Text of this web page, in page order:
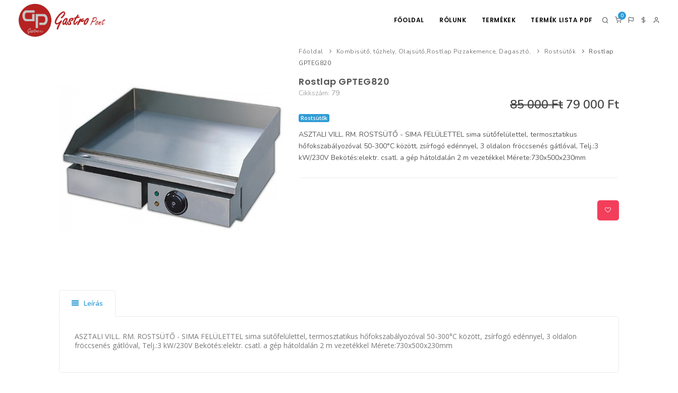
0
FŐOLDAL RÓLUNK TERMÉKEK TERMÉK LISTA PDF
Főoldal Kombisütő, tűzhely, Olajsütő,Rostlap Pizzakemence, Dagasztó, Rostsütők
Rostlap
GPTEG820
Rostlap GPTEG820
Cikkszám: 79
85 000 Ft 79 000 Ft
Rostsütők
ASZTALI VILL. RM. ROSTSÜTŐ - SIMA FELÜLETTEL sima sütőfelülettel, termosztatikus
hőfokszabályozóval 50-300°C között, zsírfogó edénnyel, 3 oldalon fröccsenés gátlóval, Telj.:3
kW/230V Bekötés:elektr. csatl. a gép hátoldalán 2 m vezetékkel Mérete:730x500x230mm
Leírás
ASZTALI VILL. RM. ROSTSÜTŐ - SIMA FELÜLETTEL sima sütőfelülettel, termosztatikus hőfokszabályozóval 50-300°C között, zsírfogó edénnyel, 3 oldalon
fröccsenés gátlóval, Telj.:3 kW/230V Bekötés:elektr. csatl. a gép hátoldalán 2 m vezetékkel Mérete:730x500x230mm